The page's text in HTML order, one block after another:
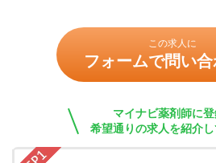
この求人に
フォームで問い合
マイナビ薬剤師に
希望通りの求人を紹介し